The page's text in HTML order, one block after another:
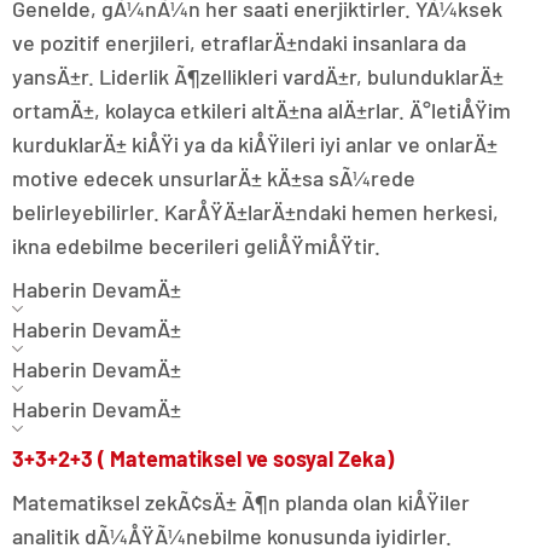
Genelde, gÃ¼nÃ¼n her saati enerjiktirler. YÃ¼ksek
ve pozitif enerjileri, etraflarÄ±ndaki insanlara da
yansÄ±r. Liderlik Ã¶zellikleri vardÄ±r, bulunduklarÄ±
ortamÄ±, kolayca etkileri altÄ±na alÄ±rlar. Ä°letiÅŸim
kurduklarÄ± kiÅŸi ya da kiÅŸileri iyi anlar ve onlarÄ±
motive edecek unsurlarÄ± kÄ±sa sÃ¼rede
belirleyebilirler. KarÅŸÄ±larÄ±ndaki hemen herkesi,
ikna edebilme becerileri geliÅŸmiÅŸtir.
Haberin DevamÄ±
Haberin DevamÄ±
Haberin DevamÄ±
Haberin DevamÄ±
3+3+2+3 ( Matematiksel ve sosyal Zeka)
Matematiksel zekÃ¢sÄ± Ã¶n planda olan kiÅŸiler
analitik dÃ¼ÅŸÃ¼nebilme konusunda iyidirler.